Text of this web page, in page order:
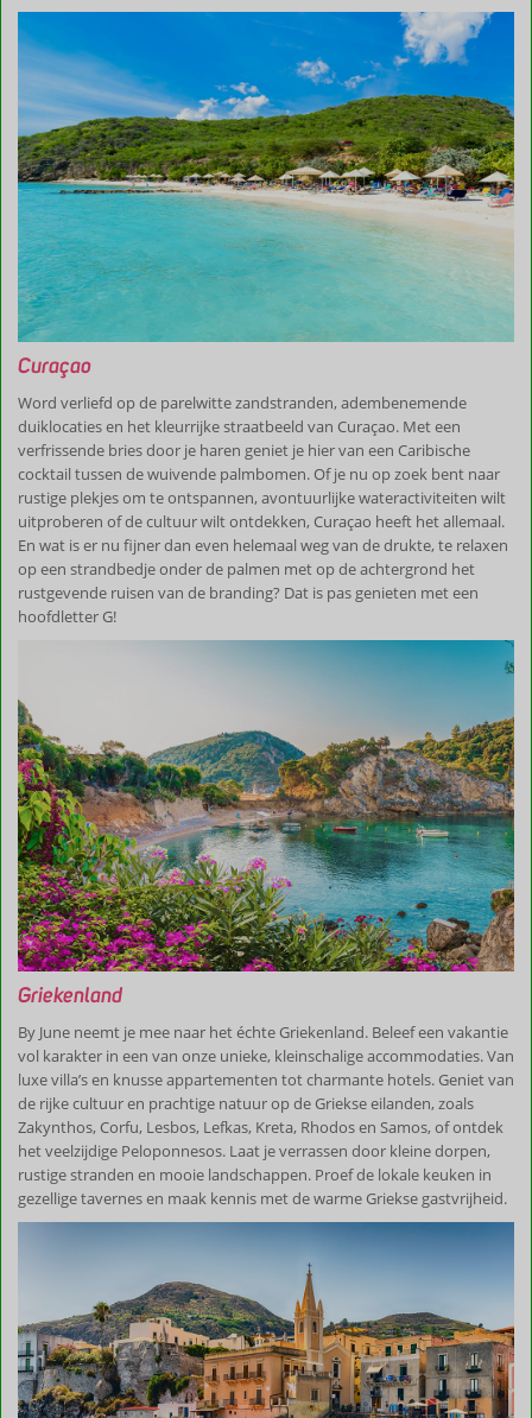
Curaçao
Word verliefd op de parelwitte zandstranden, adembenemende
duiklocaties en het kleurrijke straatbeeld van Curaçao. Met een
verfrissende bries door je haren geniet je hier van een Caribische
cocktail tussen de wuivende palmbomen. Of je nu op zoek bent naar
rustige plekjes om te ontspannen, avontuurlijke wateractiviteiten wilt
uitproberen of de cultuur wilt ontdekken, Curaçao heeft het allemaal.
En wat is er nu fijner dan even helemaal weg van de drukte, te relaxen
op een strandbedje onder de palmen met op de achtergrond het
rustgevende ruisen van de branding? Dat is pas genieten met een
hoofdletter G!
Griekenland
By June neemt je mee naar het échte Griekenland. Beleef een vakantie
vol karakter in een van onze unieke, kleinschalige accommodaties. Van
luxe villa’s en knusse appartementen tot charmante hotels. Geniet van
de rijke cultuur en prachtige natuur op de Griekse eilanden, zoals
Zakynthos, Corfu, Lesbos, Lefkas, Kreta, Rhodos en Samos, of ontdek
het veelzijdige Peloponnesos. Laat je verrassen door kleine dorpen,
rustige stranden en mooie landschappen. Proef de lokale keuken in
gezellige tavernes en maak kennis met de warme Griekse gastvrijheid.